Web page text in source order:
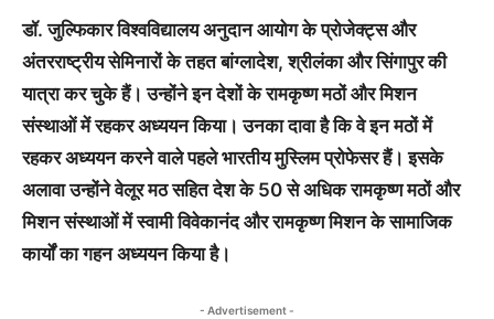
डॉ. जुल्फिकार विश्वविद्यालय अनुदान आयोग के प्रोजेक्ट्स और
अंतरराष्ट्रीय सेमिनारों के तहत बांग्लादेश, श्रीलंका और सिंगापुर की
यात्रा कर चुके हैं। उन्होंने इन देशों के रामकृष्ण मठों और मिशन
संस्थाओं में रहकर अध्ययन किया। उनका दावा है कि वे इन मठों में
रहकर अध्ययन करने वाले पहले भारतीय मुस्लिम प्रोफेसर हैं। इसके
अलावा उन्होंने वेलूर मठ सहित देश के 50 से अधिक रामकृष्ण मठों और
मिशन संस्थाओं में स्वामी विवेकानंद और रामकृष्ण मिशन के सामाजिक
कार्यों का गहन अध्ययन किया है।
- Advertisement -